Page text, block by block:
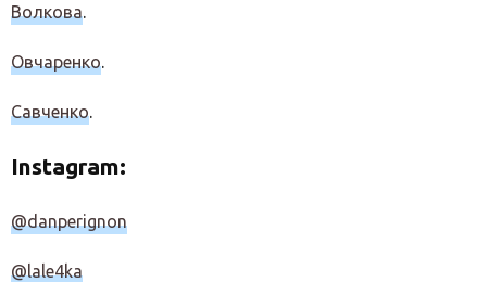
Волкова
Овчаренко
Савченко
Instagram:
@danperignon
@lale4ka